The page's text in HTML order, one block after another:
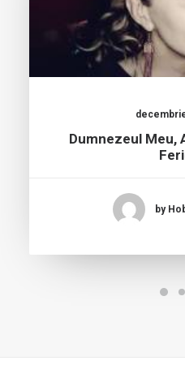
Dumnezeul Meu,
by